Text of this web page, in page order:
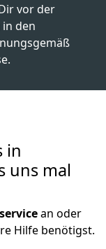
vor der
den
in
uns mal
an oder
Hilfe benötigst.